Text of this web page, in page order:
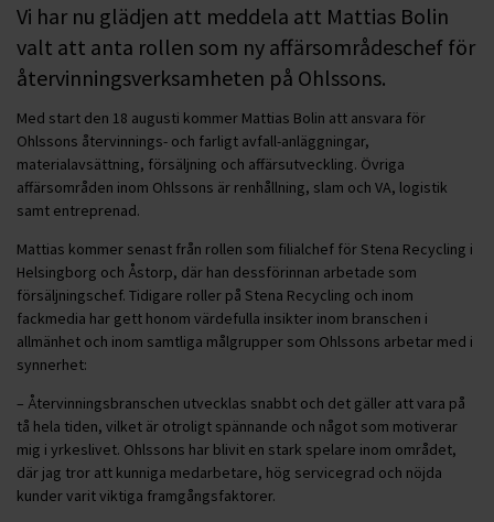
Vi har nu glädjen att meddela att Mattias Bolin
valt att anta rollen som ny affärsområdeschef för
återvinningsverksamheten på Ohlssons.
Med start den 18 augusti kommer Mattias Bolin att ansvara för
Ohlssons återvinnings- och farligt avfall-anläggningar,
materialavsättning, försäljning och affärsutveckling. Övriga
affärsområden inom Ohlssons är renhållning, slam och VA, logistik
samt entreprenad.
Mattias kommer senast från rollen som filialchef för Stena Recycling i
Helsingborg och Åstorp, där han dessförinnan arbetade som
försäljningschef. Tidigare roller på Stena Recycling och inom
fackmedia har gett honom värdefulla insikter inom branschen i
allmänhet och inom samtliga målgrupper som Ohlssons arbetar med i
synnerhet:
– Återvinningsbranschen utvecklas snabbt och det gäller att vara på
tå hela tiden, vilket är otroligt spännande och något som motiverar
mig i yrkeslivet. Ohlssons har blivit en stark spelare inom området,
där jag tror att kunniga medarbetare, hög servicegrad och nöjda
kunder varit viktiga framgångsfaktorer.